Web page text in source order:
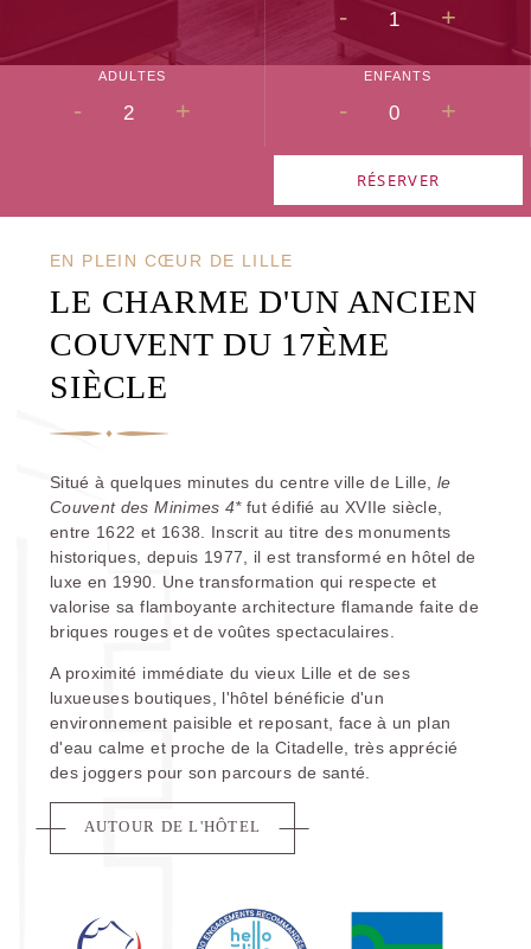
- +
ADULTES
- +
ENFANTS
- +
RÉSERVER
EN PLEIN CŒUR DE LILLE
LE CHARME D'UN ANCIEN
COUVENT DU 17ÈME
SIÈCLE
Situé à quelques minutes du centre ville de Lille, le
Couvent des Minimes 4*fut édifié au XVIIe siècle,
entre 1622 et 1638. Inscrit au titre des monuments
historiques, depuis 1977, il est transformé en hôtel de
luxe en 1990. Une transformation qui respecte et
valorise sa flamboyante architecture flamande faite de
briques rouges et de voûtes spectaculaires.
A proximité immédiate du vieux Lille et de ses
luxueuses boutiques, l'hôtel bénéficie d'un
environnement paisible et reposant, face à un plan
d'eau calme et proche de la Citadelle, très apprécié
des joggers pour son parcours de santé.
AUTOUR DE L'HÔTEL